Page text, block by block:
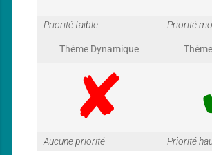
G
a
Priorité faible Priorité
Thème Dynamique
Aucune priorité Priorité